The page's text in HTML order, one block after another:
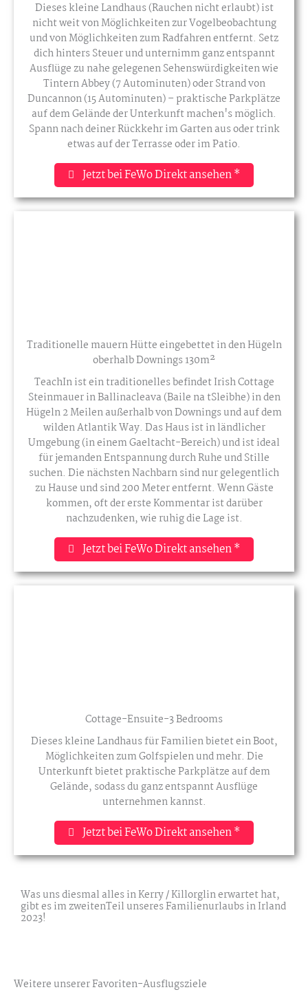
Dieses kleine Landhaus (Rauchen nicht erlaubt) ist
nicht weit von Möglichkeiten zur Vogelbeobachtung
und von Möglichkeiten zum Radfahren entfernt. Setz
dich hinters Steuer und unternimm ganz entspannt
Ausflüge zu nahe gelegenen Sehenswürdigkeiten wie
Tintern Abbey (7 Autominuten) oder Strand von
Duncannon (15 Autominuten) – praktische Parkplätze
auf dem Gelände der Unterkunft machen's möglich.
Spann nach deiner Rückkehr im Garten aus oder trink
etwas auf der Terrasse oder im Patio.
Jetzt bei FeWo Direkt ansehen *
Traditionelle mauern Hütte eingebettet in den Hügeln
oberhalb Downings 130m²
TeachIn ist ein traditionelles befindet Irish Cottage
Steinmauer in Ballinacleava (Baile na tSleibhe) in den
Hügeln 2 Meilen außerhalb von Downings und auf dem
wilden Atlantik Way. Das Haus ist in ländlicher
Umgebung (in einem Gaeltacht-Bereich) und ist ideal
für jemanden Entspannung durch Ruhe und Stille
suchen. Die nächsten Nachbarn sind nur gelegentlich
zu Hause und sind 200 Meter entfernt. Wenn Gäste
kommen, oft der erste Kommentar ist darüber
nachzudenken, wie ruhig die Lage ist.
Jetzt bei FeWo Direkt ansehen *
Cottage-Ensuite-3 Bedrooms
Dieses kleine Landhaus für Familien bietet ein Boot,
Möglichkeiten zum Golfspielen und mehr. Die
Unterkunft bietet praktische Parkplätze auf dem
Gelände, sodass du ganz entspannt Ausflüge
unternehmen kannst.
Jetzt bei FeWo Direkt ansehen *
Was uns diesmal alles in Kerry / Killorglin erwartet hat,
gibt es im zweitenTeil unseres Familienurlaubs in Irland
2023!
Weitere unserer Favoriten-Ausflugsziele